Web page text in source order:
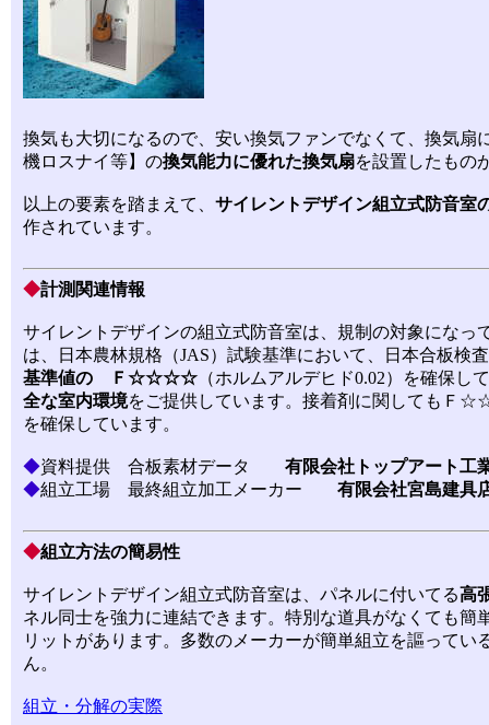
換気も大切になるので、安い換気ファンでなくて、換気扇
機ロスナイ等】の換気能力に優れた換気扇を設置したもの
以上の要素を踏まえて、 サイレントデザイン組立式防音室
作されています。
◆計測関連情報
サイレントデザインの組立式防音室は、規制の対象になっ
は、日本農林規格（JAS）試験基準において、日本合板検
基準値の Ｆ☆☆☆☆ （ホルムアルデヒド0.02）を確保し
全な室内環境をご提供しています。接着剤に関してもＦ
を確保しています。
◆資料提供 合板素材データ 有限会社トップアート工
◆組立工場 最終組立加工メーカー 有限会社宮島建具
◆組立方法の簡易性
サイレントデザイン組立式防音室は、パネルに付いてる高
ネル同士を強力に連結できます。特別な道具がなくても簡
リットがあります。多数のメーカーが簡単組立を謳ってい
ん。
組立・分解の実際